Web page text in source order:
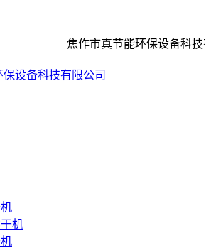
焦作市真节能环保设备科技
机